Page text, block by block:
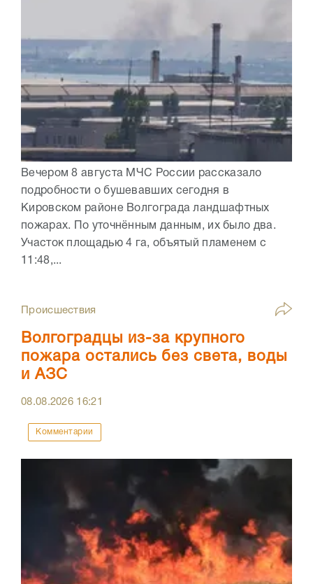
Вечером 8 августа МЧС России рассказало
подробности о бушевавших сегодня в
Кировском районе Волгограда ландшафтных
пожарах. По уточнённым данным, их было два.
Участок площадью 4 га, объятый пламенем с
11:48,...
Происшествия
Волгоградцы из-за крупного
пожара остались без света, воды
и АЗС
08.08.2026 16:21
Комментарии